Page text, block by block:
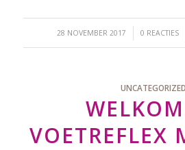
28 NOVEMBER 2017
/ 0 REACTIES
/
UNCATEGORIZED
VOETREFLEX